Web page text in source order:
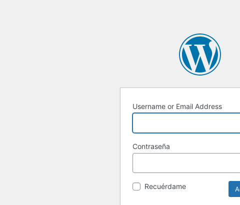
Username or Email Address
Contraseña
Recuérdame